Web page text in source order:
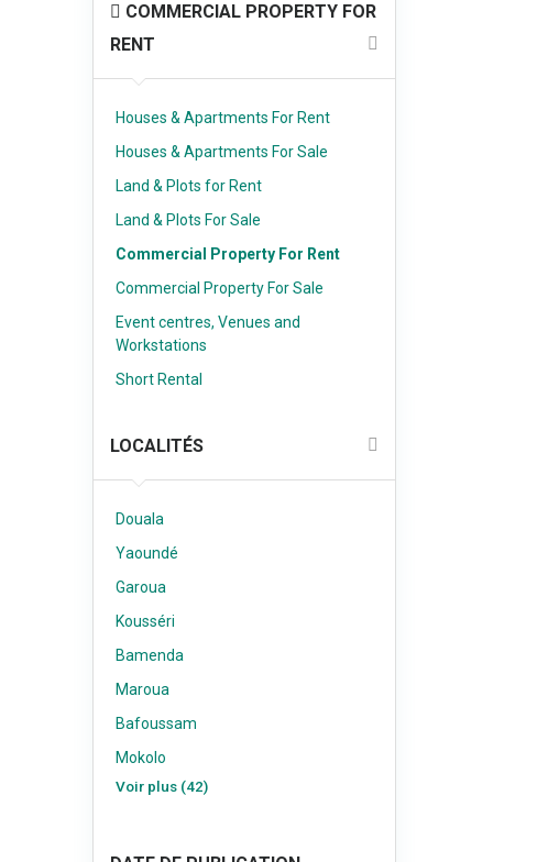
COMMERCIAL PROPERTY FOR
RENT
Houses & Apartments For Rent
Houses & Apartments For Sale
Land & Plots for Rent
Land & Plots For Sale
Commercial Property For Rent
Commercial Property For Sale
Event centres, Venues and
Workstations
Short Rental
LOCALITÉS
Douala
Yaoundé
Garoua
Kousséri
Bamenda
Maroua
Bafoussam
Mokolo
Voir plus (42)